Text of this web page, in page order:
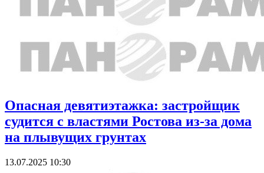
Опасная девятиэтажка: застройщик
судится с властями Ростова из-за дома
на плывущих грунтах
13.07.2025 10:30